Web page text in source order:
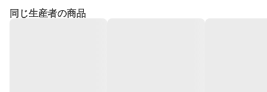
同じ生産者の商品